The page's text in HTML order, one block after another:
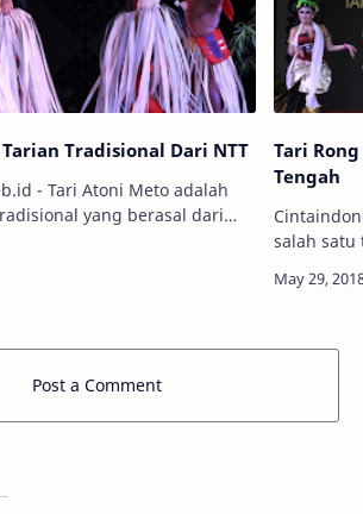
Tradisional Dari NTT
Meto adalah
yang berasal dari
Tari
Tengah
salah satu
Post a Comment